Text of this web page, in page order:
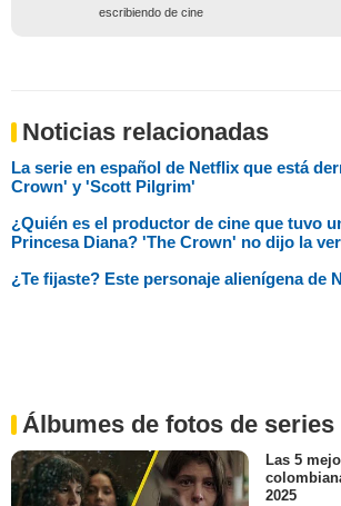
escribiendo de cine
Noticias relacionadas
La serie en español de Netflix que está
Crown' y 'Scott Pilgrim'
¿Quién es el productor de cine que tuvo
Princesa Diana? 'The Crown' no dijo la
¿Te fijaste? Este personaje alienígena de
Álbumes de fotos de series
Las 5
2025